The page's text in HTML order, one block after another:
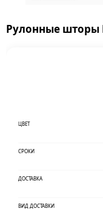
Рулонные
ЦВЕТ
СРОКИ
ДОСТАВКА
ВИД ДОСТАВКИ